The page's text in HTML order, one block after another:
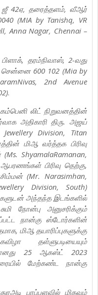
ஜீ 42ஏ, தரைத்தளம், வீஆர்
(MIA by Tanishq, VR
Anna Nagar, Chennai –
தரம்நிவாஸ், 2-வது
சென்னை 600 102 (Mia by
2nd Avenue
.
லிட் நிறுவனத்தின்
அதிகாரி திரு. அஜய்
Division, Titan
மிஆ வர்த்தக பிரிவு
ShyamalaRamanan,
பிரிவு தெற்கு,
(Mr. Narasimhan,
Division, South)
அந்தந்த இடங்களில்
நோன்பு அனுசரிக்கும்
நான்கு ஸ்டோர்களின்
மிஆ தயாரிப்புகளுக்கு
தள்ளுபடியையும்
25 ஆகஸ்ட் 2023
மேற்கண்ட நான்கு
பரப்பளவில் மிகவும்